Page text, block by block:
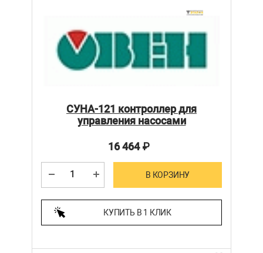
СУНА-121 контроллер для
управления насосами
16 464₽
В КОРЗИНУ
КУПИТЬ В 1 КЛИК